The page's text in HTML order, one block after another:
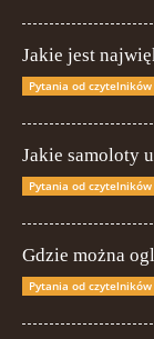
Jakie jest
Pytania od czytelników
Jakie samoloty
Pytania od czytelników
Gdzie można
Pytania od czytelników